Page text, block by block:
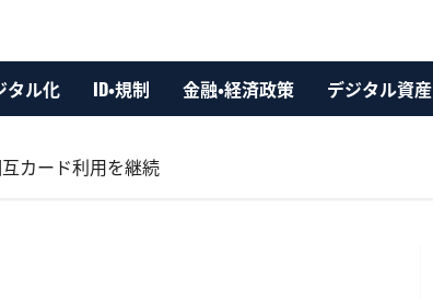
タル化 ID・規制 金融・経済政策 デジタル資産
カード利用を継続